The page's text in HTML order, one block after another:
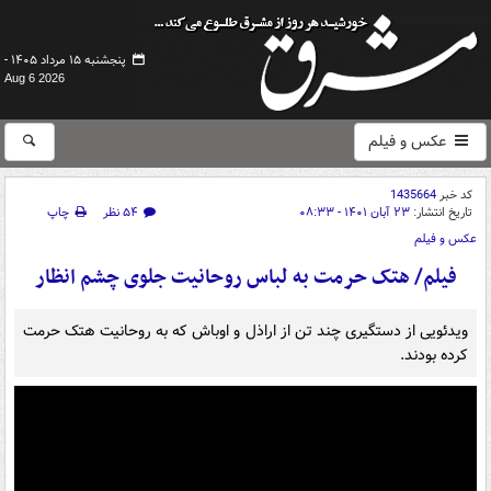
پنجشنبه ۱۵ مرداد ۱۴۰۵ -
Aug 6 2026
عکس و فیلم
کد خبر1435664
تاریخ انتشار: ۲۳ آبان ۱۴۰۱ - ۰۸:۳۳ ۵۴ نظر
چاپ
عکس و فیلم
فیلم/ هتک حرمت به لباس روحانیت جلوی چشم انظار
ویدئویی از دستگیری چند تن از اراذل و اوباش که به روحانیت هتک حرمت
کرده بودند.